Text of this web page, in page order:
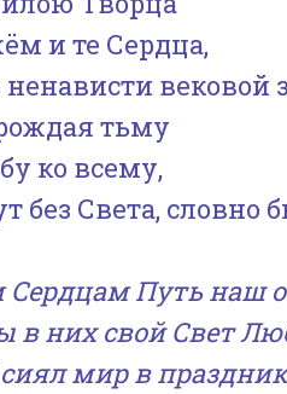
и те Сердца,
ненависти вековой
тьму
ко всему,
без Света, словно
Сердцам Путь наш
в них свой Свет
мир в